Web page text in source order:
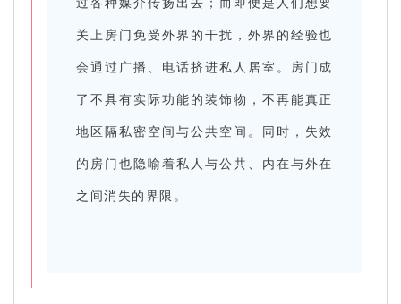
关上房门免受外界的干扰，外界的经验也
会通过广播、电话挤进私人居室。房门成
了不具有实际功能的装饰物，不再能真正
地区隔私密空间与公共空间。同时，失效
的房门也隐喻着私人与公共、内在与外在
之间消失的界限。